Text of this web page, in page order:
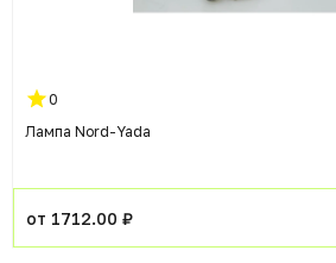
0
Лампа Nord-Yada
от 1712.00 ₽